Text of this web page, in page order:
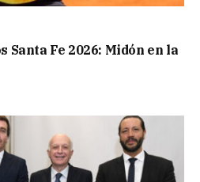
Santa Fe 2026: Midón en la